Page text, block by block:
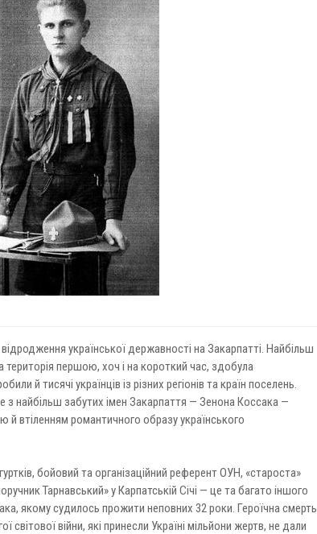
української державності на Закарпатті. Найбільш
територія першою, хоч і на короткий час, здобула
й тисячі українців із різних регіонів та країн поселень.
з найбільш забутих імен Закарпаття — Зенона Коссака —
втіленням романтичного образу українського
бойовий та організаційний референт ОУН, «староста»
Тарнавський» у Карпатській Січі — це та багато іншого
якому судилось прожити неповних 32 роки. Героїчна смерть
світової війни, які принесли Україні мільйони жертв, не дали